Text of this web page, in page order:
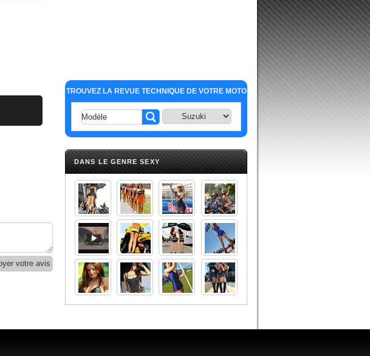
TROUVEZ LA REVUE TECHNIQUE DE VOTRE MOTO
DANS LE GENRE SEXY